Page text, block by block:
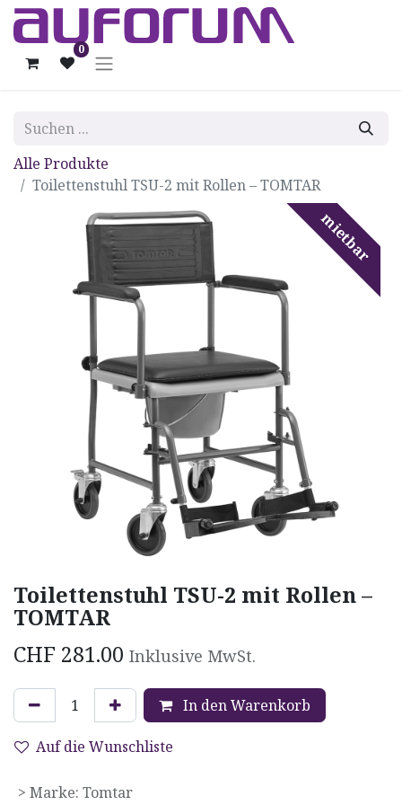
0
Alle Produkte
Toilettenstuhl TSU-2 mit Rollen – TOMTAR
mietbar
Toilettenstuhl TSU-2 mit Rollen –
TOMTAR
CHF 281.00 Inklusive MwSt.
In den Warenkorb
Auf die Wunschliste
> Marke: Tomtar